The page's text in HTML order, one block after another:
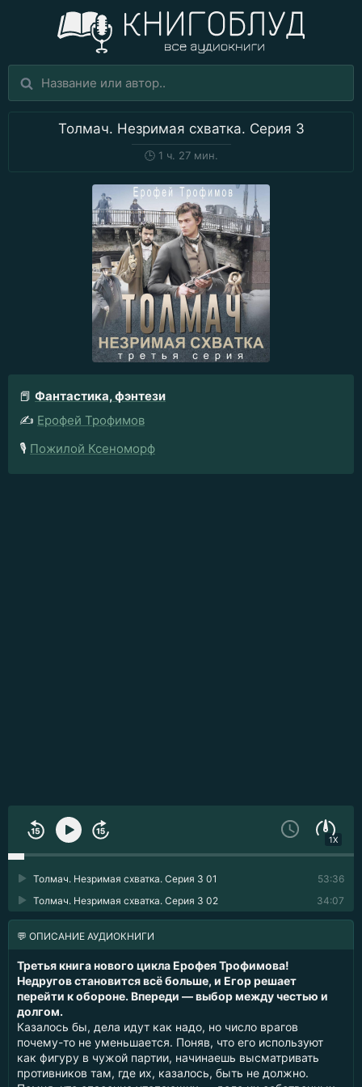
Толмач. Незримая схватка. Серия 3
🕒1 ч. 27 мин.
📕 Фантастика, фэнтези
✍️ Ерофей Трофимов
🎙️ Пожилой Ксеноморф
1X
53:36
Толмач. Незримая схватка. Серия 3 01
34:07
Толмач. Незримая схватка. Серия 3 02
💬 ОПИСАНИЕ АУДИОКНИГИ
Третья книга нового цикла Ерофея Трофимова!
Недругов становится всё больше, и Егор решает
перейти к обороне. Впереди — выбор между честью и
долгом.
Казалось бы, дела идут как надо, но число врагов
почему-то не уменьшается. Поняв, что его используют
как фигуру в чужой партии, начинаешь высматривать
противников там, где их, казалось, быть не должно.